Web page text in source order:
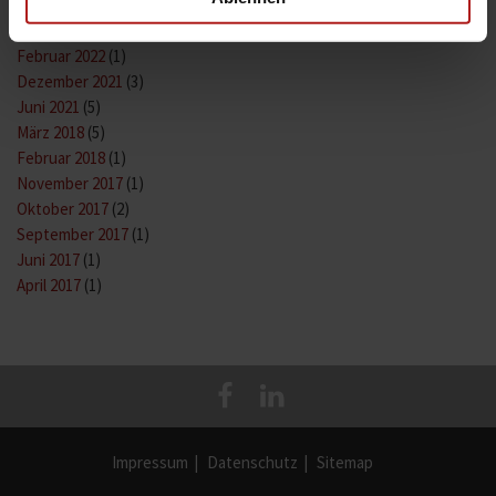
Mai 2022(1)
Februar 2022 (1)
Dezember 2021 (3)
Juni 2021 (5)
März 2018 (5)
Februar 2018 (1)
November 2017 (1)
Oktober 2017 (2)
September 2017 (1)
Juni 2017 (1)
April 2017 (1)
Impressum Datenschutz Sitemap